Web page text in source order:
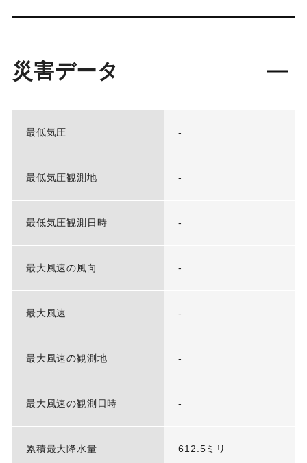
災害データ
最低気圧 -
最低気圧観測地 -
最低気圧観測日時 -
最大風速の風向 -
最大風速 -
最大風速の観測地 -
最大風速の観測日時 -
累積最大降水量 612.5ミリ